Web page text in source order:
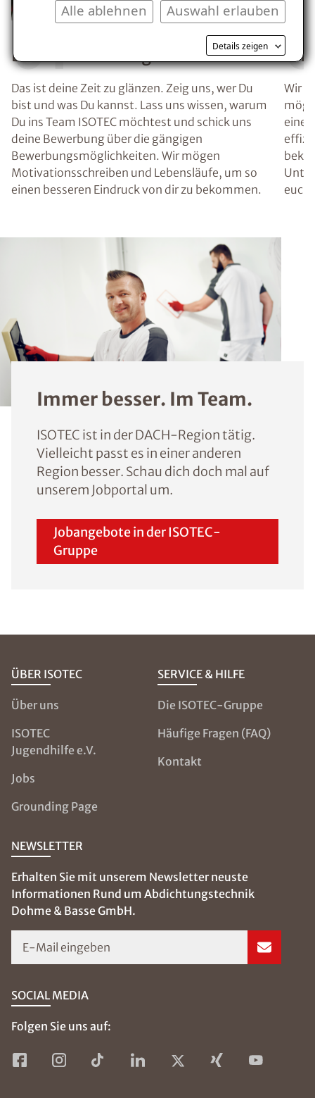
Auswahl erlauben
Alle ablehnen
Details zeigen
01
Deine Bewerbung
Das ist deine Zeit zu glänzen. Zeig uns, wer Du
bist und was Du kannst. Lass uns wissen, warum
Du ins Team ISOTEC möchtest und schick uns
deine Bewerbung über die gängigen
Bewerbungsmöglichkeiten. Wir mögen
Motivationsschreiben und Lebensläufe, um so
einen besseren Eindruck von dir zu bekommen.
Wir
euch
Immer besser. Im Team.
ISOTEC ist in der DACH-Region tätig.
Vielleicht passt es in einer anderen
Region besser. Schau dich doch mal auf
unserem Jobportal um.
Jobangebote in der ISOTEC-
Gruppe
ÜBER ISOTEC
Über uns
ISOTEC
Jugendhilfe e.V.
Jobs
Grounding Page
SERVICE & HILFE
Die ISOTEC-Gruppe
Häufige Fragen (FAQ)
Kontakt
NEWSLETTER
Erhalten Sie mit unserem Newsletter neuste
Informationen Rund um Abdichtungstechnik
Dohme & Basse GmbH.
E-Mail eingeben
SOCIAL MEDIA
Folgen Sie uns auf: